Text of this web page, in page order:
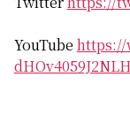
YouTube https://